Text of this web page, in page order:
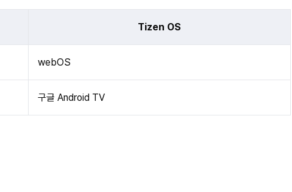
Tizen OS
webOS
구글 Android TV